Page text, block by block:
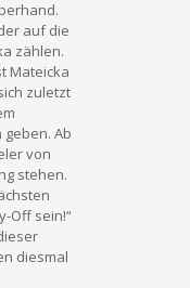
auf die
zählen.
Mateicka
zuletzt
geben. Ab
von
stehen.
Off sein!“
diesmal